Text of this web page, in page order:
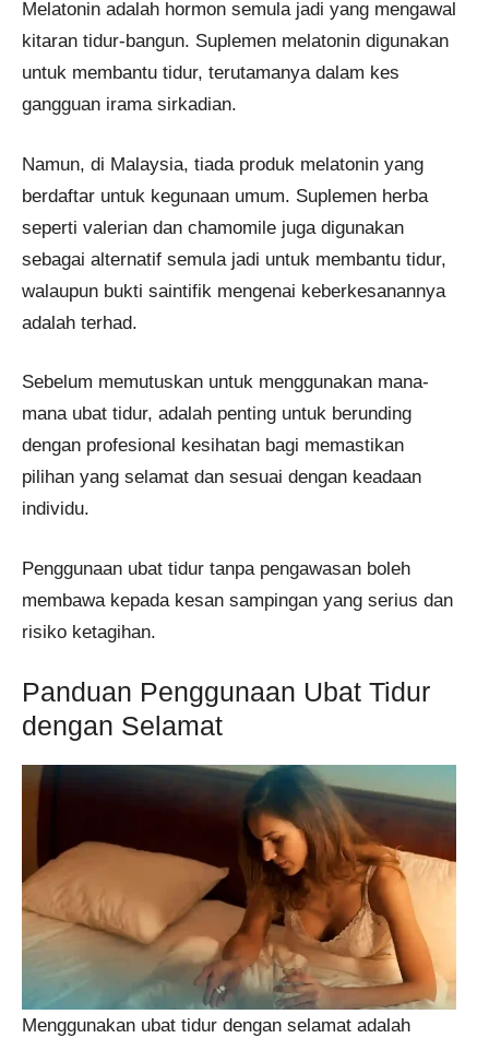
Melatonin adalah hormon semula jadi yang mengawal
kitaran tidur-bangun. Suplemen melatonin digunakan
untuk membantu tidur, terutamanya dalam kes
gangguan irama sirkadian.
Namun, di Malaysia, tiada produk melatonin yang
berdaftar untuk kegunaan umum. Suplemen herba
seperti valerian dan chamomile juga digunakan
sebagai alternatif semula jadi untuk membantu tidur,
walaupun bukti saintifik mengenai keberkesanannya
adalah terhad.
Sebelum memutuskan untuk menggunakan mana-
mana ubat tidur, adalah penting untuk berunding
dengan profesional kesihatan bagi memastikan
pilihan yang selamat dan sesuai dengan keadaan
individu.
Penggunaan ubat tidur tanpa pengawasan boleh
membawa kepada kesan sampingan yang serius dan
risiko ketagihan.
Panduan Penggunaan Ubat Tidur
dengan Selamat
Menggunakan ubat tidur dengan selamat adalah